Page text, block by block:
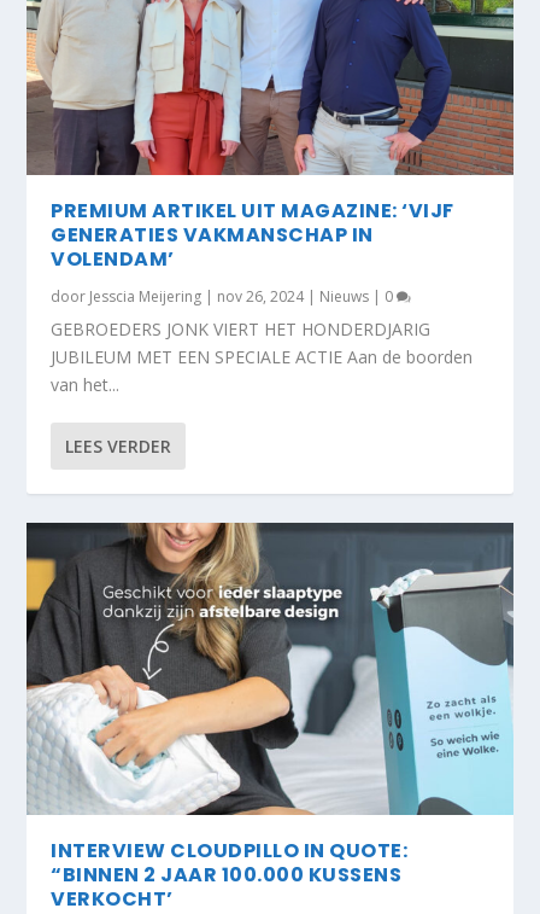
PREMIUM ARTIKEL UIT MAGAZINE: ‘VIJF
GENERATIES VAKMANSCHAP IN
VOLENDAM’
door Jesscia Meijering | nov 26, 2024| Nieuws | 0
GEBROEDERS JONK VIERT HET HONDERDJARIG
JUBILEUM MET EEN SPECIALE ACTIE Aan de boorden
van het...
LEES VERDER
INTERVIEW CLOUDPILLO IN QUOTE:
“BINNEN 2 JAAR 100.000 KUSSENS
VERKOCHT’